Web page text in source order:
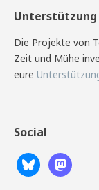
Unterstützung
Die Projekte von
Zeit und Mühe
eure
Social